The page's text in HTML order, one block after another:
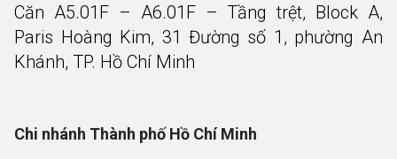
Căn A5.01F – A6.01F – Tầng trệt, Block A,
Paris Hoàng Kim, 31 Đường số 1, phường An
Khánh, TP. Hồ Chí Minh
Chi nhánh Thành phố Hồ Chí Minh